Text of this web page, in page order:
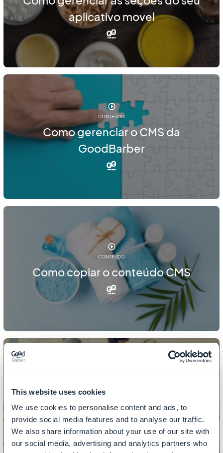
This website uses cookies
We use cookies to personalise content and ads, to
provide social media features and to analyse our traffic.
We also share information about your use of our site with
our social media, advertising and analytics partners who
aplicativo movel
CONTEÚDO
Como gerenciar o CMS da
GoodBarber
CONTEÚDO
Como copiar o conteúdo CMS
Como gerenciar comentários